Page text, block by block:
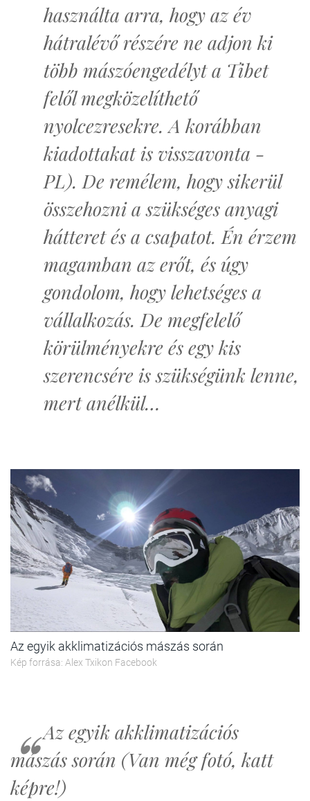
használta arra, hogy az év
hátralévő részére ne adjon ki
több mászóengedélyt a Tibet
felől megközelíthető
nyolcezresekre. A korábban
kiadottakat is visszavonta -
PL). De remélem, hogy sikerül
összehozni a szükséges anyagi
hátteret és a csapatot. Én érzem
magamban az erőt, és úgy
gondolom, hogy lehetséges a
vállalkozás. De megfelelő
körülményekre és egy kis
szerencsére is szükségünk lenne,
mert anélkül…
Az egyik akklimatizációs mászás során
Kép forrása: Alex Txikon Facebook
Az egyik akklimatizációs
mászás során (Van még fotó, katt
képre!)